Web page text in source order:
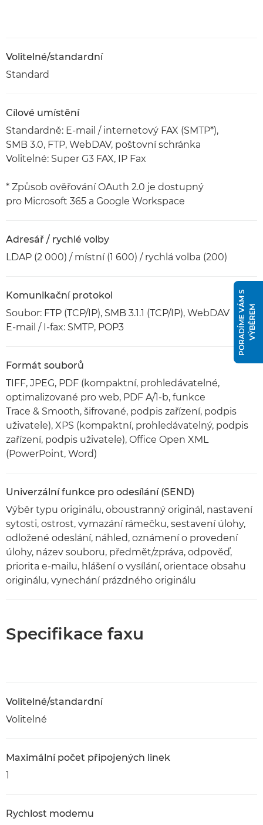
Volitelné/standardní
Standard
Cílové umístění
Standardně: E-mail / internetový FAX (SMTP*),
SMB 3.0, FTP, WebDAV, poštovní schránka
Volitelné: Super G3 FAX, IP Fax
* Způsob ověřování OAuth 2.0 je dostupný
pro Microsoft 365 a Google Workspace
Adresář / rychlé volby
LDAP (2 000) / místní (1 600) / rychlá volba (200)
Komunikační protokol
Soubor: FTP (TCP/IP), SMB 3.1.1 (TCP/IP), WebDAV
E-mail / I-fax: SMTP, POP3
Formát souborů
TIFF, JPEG, PDF (kompaktní, prohledávatelné,
optimalizované pro web, PDF A/1-b, funkce
Trace & Smooth, šifrované, podpis zařízení, podpis
uživatele), XPS (kompaktní, prohledávatelný, podpis
zařízení, podpis uživatele), Office Open XML
(PowerPoint, Word)
Univerzální funkce pro odesílání (SEND)
Výběr typu originálu, oboustranný originál, nastavení
sytosti, ostrost, vymazání rámečku, sestavení úlohy,
odložené odeslání, náhled, oznámení o provedení
úlohy, název souboru, předmět/zpráva, odpověď,
priorita e-mailu, hlášení o vysílání, orientace obsahu
originálu, vynechání prázdného originálu
Specifikace faxu
Volitelné/standardní
Volitelné
Maximální počet připojených linek
1
Rychlost modemu
P
O
R
A
D
Í
M
E
V
Á
M
S
V
Ý
B
Ě
R
EM